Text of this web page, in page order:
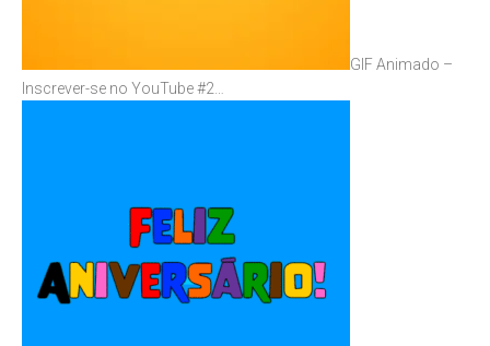
GIF Animado –
Inscrever-se no YouTube #2…